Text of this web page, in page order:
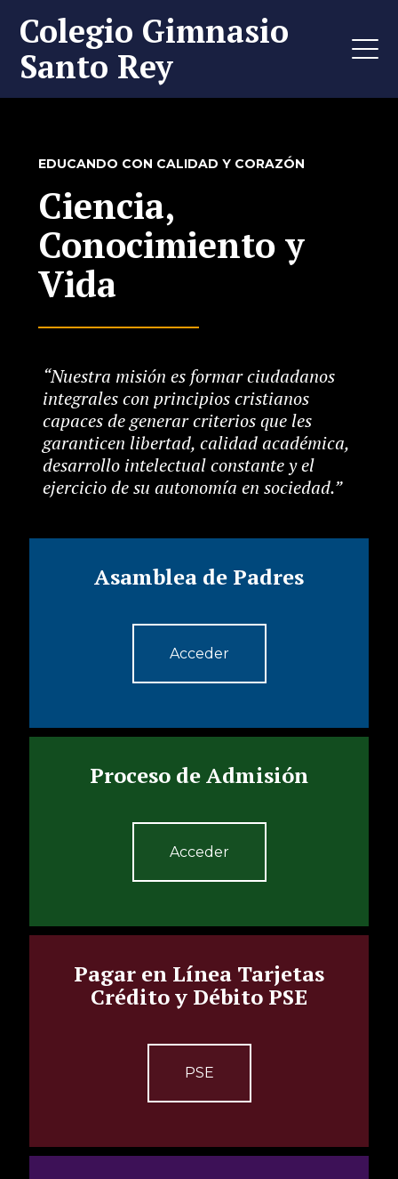
Colegio Gimnasio
Santo Rey
EDUCANDO CON CALIDAD Y CORAZÓN
Ciencia,
Conocimiento y
Vida
“Nuestra misión es formar ciudadanos
integrales con principios cristianos
capaces de generar criterios que les
garanticen libertad, calidad académica,
desarrollo intelectual constante y el
ejercicio de su autonomía en sociedad.”
Asamblea de Padres
Acceder
Proceso de Admisión
Acceder
Pagar en Línea Tarjetas
Crédito y Débito PSE
PSE